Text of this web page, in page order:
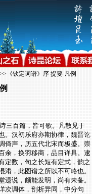
>>《钦定词谱》序 提要 凡例
三百篇，皆可歌。凡散见于
。汉初乐府亦期协律，魏晋讫
倚声，历五代北宋而极盛。崇
余，换羽移商，品目详具。逮
定数，句之长短有定式，韵之
，此图谱之所以不可略也。
说，颇能发明，尚有未备。
次调体，剖析异同，中分句